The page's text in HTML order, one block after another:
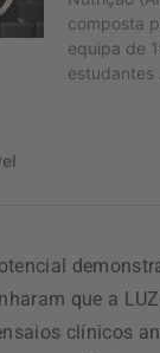
que a
clínicos